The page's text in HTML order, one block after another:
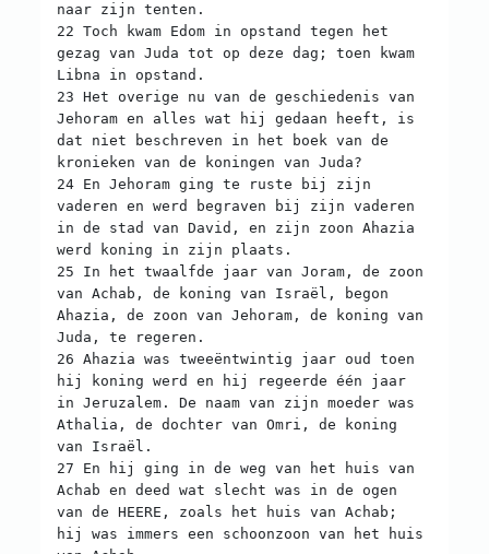
naar zijn tenten.
22 Toch kwam Edom in opstand tegen het
gezag van Juda tot op deze dag; toen kwam
Libna in opstand.
23 Het overige nu van de geschiedenis van
Jehoram en alles wat hij gedaan heeft, is
dat niet beschreven in het boek van de
kronieken van de koningen van Juda?
24 En Jehoram ging te ruste bij zijn
vaderen en werd begraven bij zijn vaderen
in de stad van David, en zijn zoon Ahazia
werd koning in zijn plaats.
25 In het twaalfde jaar van Joram, de zoon
van Achab, de koning van Israël, begon
Ahazia, de zoon van Jehoram, de koning van
Juda, te regeren.
26 Ahazia was tweeëntwintig jaar oud toen
hij koning werd en hij regeerde één jaar
in Jeruzalem. De naam van zijn moeder was
Athalia, de dochter van Omri, de koning
van Israël.
27 En hij ging in de weg van het huis van
Achab en deed wat slecht was in de ogen
van de HEERE, zoals het huis van Achab;
hij was immers een schoonzoon van het huis